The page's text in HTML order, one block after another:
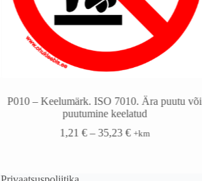
P010 – Keelumärk. ISO 7010. Ära puutu või
puutumine keelatud
1,21€ – 35,23€ +km